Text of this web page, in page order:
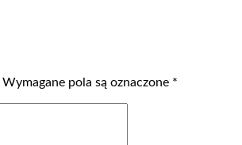
Wymagane pola są oznaczone *